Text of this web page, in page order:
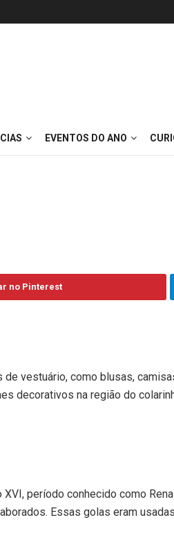
EVENTOS DO ANO
no Pinterest
vestuário, como blusas,
decorativos na região do
período conhecido como
Essas golas eram